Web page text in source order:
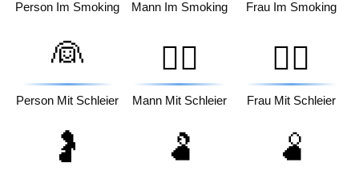
Person Im Smoking Mann Im Smoking Frau Im Smoking
👰
Person Mit Schleier
👰‍♂️
Mann Mit Schleier
👰‍♀️
Frau Mit Schleier
🤰 🫃 🫄